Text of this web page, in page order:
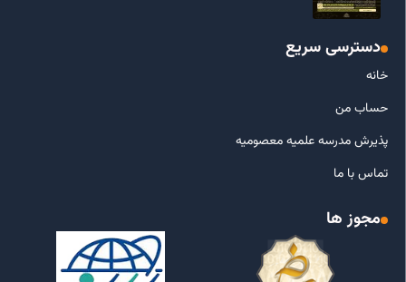
دسترسی سریع
خانه
حساب من
پذیرش مدرسه علمیه معصومیه
تماس با ما
مجوز ها